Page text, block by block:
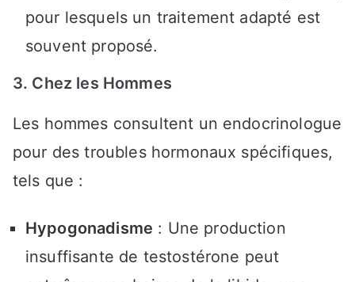
pour lesquels un traitement adapté est
souvent proposé.
3. Chez les Hommes
Les hommes consultent un endocrinologue
pour des troubles hormonaux spécifiques,
tels que :
Hypogonadisme : Une production
insuffisante de testostérone peut